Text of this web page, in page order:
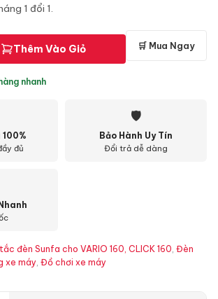
1 đổi 1.
Thêm Vào Giỏ 🛒 Mua Ngay
nhanh
đủ
🛡
Bảo Hành Uy Tín
Đổi trả dễ dàng
đèn Sunfa cho VARIO 160, CLICK 160, Đèn
xe máy, Đồ chơi xe máy